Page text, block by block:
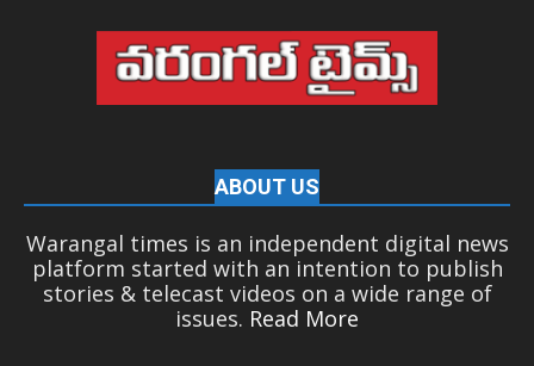
ABOUT US
Warangal times is an independent digital news
platform started with an intention to publish
stories & telecast videos on a wide range of
issues. Read More